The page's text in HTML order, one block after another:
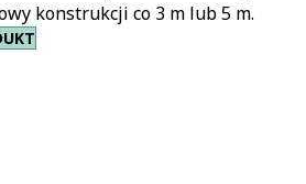
konstrukcji co 3 m lub 5 m.